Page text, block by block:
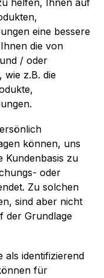
helfen, Ihnen auf
eine bessere
die von
/ oder
wie z.B. die
können, uns
Kundenbasis zu
oder
Zu solchen
sind aber nicht
der Grundlage
als identifizierend
für